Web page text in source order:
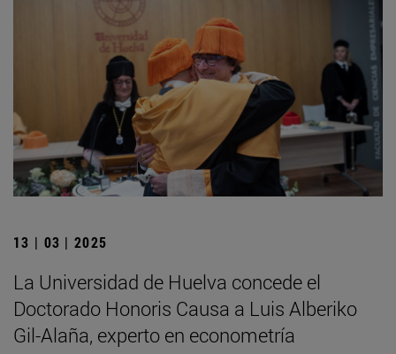
13 | 03 | 2025
La Universidad de Huelva concede el
Doctorado Honoris Causa a Luis Alberiko
Gil-Alaña, experto en econometría